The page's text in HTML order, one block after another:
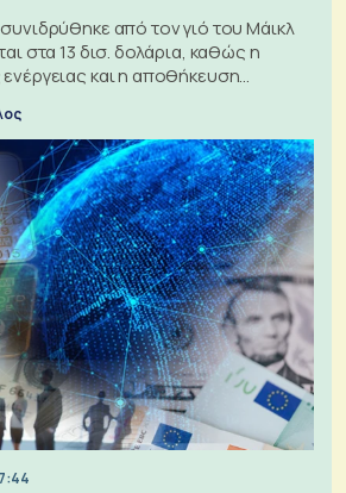
από τον γιό του Μάικλ
στα 13 δισ. δολάρια, καθώς η
και η αποθήκευση